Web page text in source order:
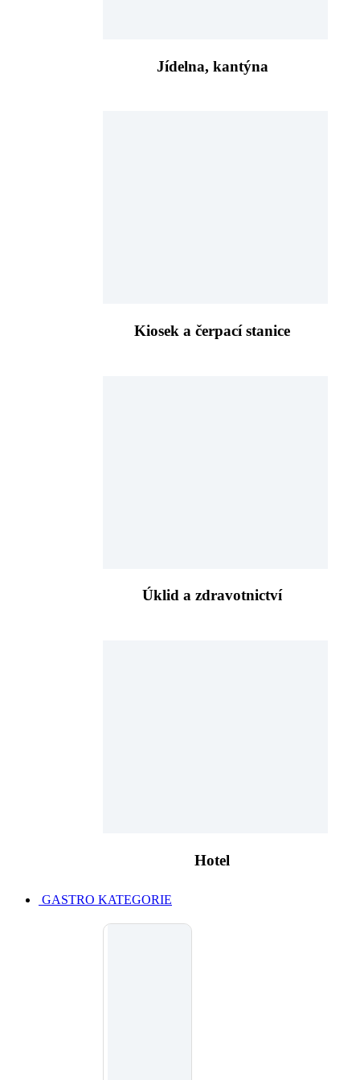
Jídelna, kantýna
Kiosek a čerpací stanice
Úklid a zdravotnictví
Hotel
GASTRO KATEGORIE